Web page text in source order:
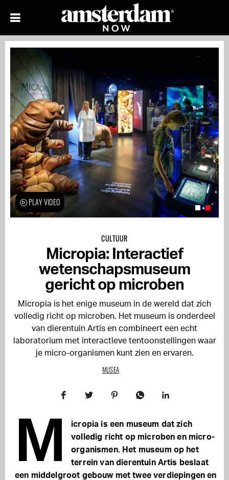
CULTUUR
Micropia: Interactief
wetenschapsmuseum
gericht op microben
Micropia is het enige museum in de wereld dat zich
volledig richt op microben. Het museum is onderdeel
van dierentuin Artis en combineert een echt
laboratorium met interactieve tentoonstellingen waar
je micro-organismen kunt zien en ervaren.
MUSEA
PLAY VIDEO
M
icropia is een museum dat zich
volledig richt op microben en micro-
organismen. Het museum op het
terrein van dierentuin Artis beslaat
een middelgroot gebouw met twee verdiepingen en